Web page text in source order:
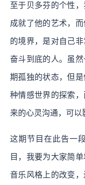
至于贝多芬的个性
成就了他的艺术，
的境界，是对自己
奋斗到底的人。虽
期孤独的状态，但
种情感世界的探索
来的心灵沟通，可以
这期节目在此告一
目，我要为大家简
音乐风格上的改变